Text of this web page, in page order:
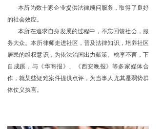
本所为数十家企业提供法律顾问服务，取得了良好
的社会效应。
本所在追求自身发展的过程中，不忘回馈社会，服
务大众。本所律师走进社区，普及法律知识，培养社区
居民的维权意识，为依法治国出力献策。桃李不言，下
自成蹊，与《华商报》、《西安晚报》等多家媒体合
作，就某些疑难案件提供点评，为当事人尤其是弱势群
体仗义执言。